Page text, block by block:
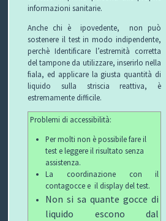
informazioni sanitarie.
Anche chi è
ipovedente,
non può
sostenere il test in modo indipendente,
perchè Identificare l’estremità corretta
del tampone da utilizzare, inserirlo nella
fiala, ed applicare la giusta quantità di
liquido sulla striscia reattiva, è
estremamente difficile.
Problemi di accessibilità:
Per molti non è possibile fare il
test e leggere il risultato senza
assistenza.
La coordinazione con il
contagocce e il display del test.
Non si sa quante gocce di
liquido escono dal